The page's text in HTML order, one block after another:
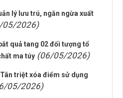
lý lưu trú, ngăn ngừa xuất
05/2026)
quả tang 02 đối tượng tổ
ma túy (06/05/2026)
triệt xóa điểm sử dụng
05/2026)